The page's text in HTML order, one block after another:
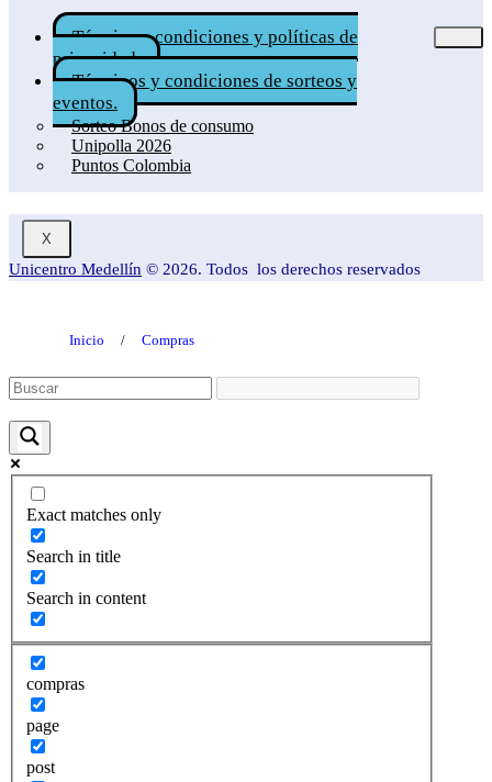
Términos, condiciones y políticas de
privacidad.
Términos y condiciones de sorteos y
eventos.
Sorteo Bonos de consumo
Unipolla 2026
Puntos Colombia
X
Unicentro Medellín © 2026. Todos los derechos reservados
Inicio / Compras
Exact matches only
Search in title
Search in content
compras
page
post